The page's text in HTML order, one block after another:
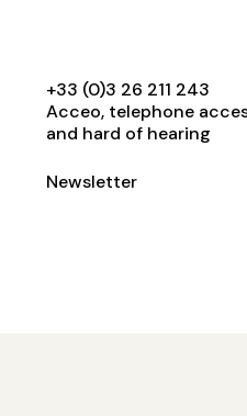
+33 (0)3 26 211 243
Acceo, telephone
and hard of hearing
Newsletter